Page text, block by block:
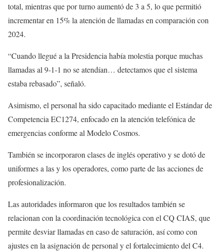
total, mientras que por turno aumentó de 3 a 5, lo que permitió
incrementar en 15% la atención de llamadas en comparación con
2024.
“Cuando llegué a la Presidencia había molestia porque muchas
llamadas al 9-1-1 no se atendían… detectamos que el sistema
estaba rebasado”, señaló.
Asimismo, el personal ha sido capacitado mediante el Estándar de
Competencia EC1274, enfocado en la atención telefónica de
emergencias conforme al Modelo Cosmos.
También se incorporaron clases de inglés operativo y se dotó de
uniformes a las y los operadores, como parte de las acciones de
profesionalización.
Las autoridades informaron que los resultados también se
relacionan con la coordinación tecnológica con el CQ CIAS, que
permite desviar llamadas en caso de saturación, así como con
ajustes en la asignación de personal y el fortalecimiento del C4.